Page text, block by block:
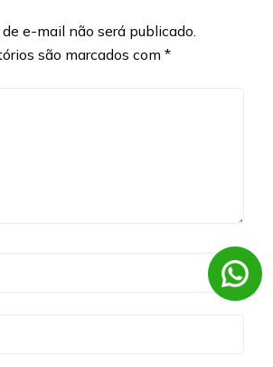
e-mail não será publicado.
são marcados com *